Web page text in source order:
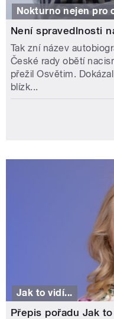
Nokturno nejen pro
Není spravedlnosti
Tak zní název
České rady obětí
přežil Osvětim.
blízk...
Jak to vidí...
Přepis pořadu Jak